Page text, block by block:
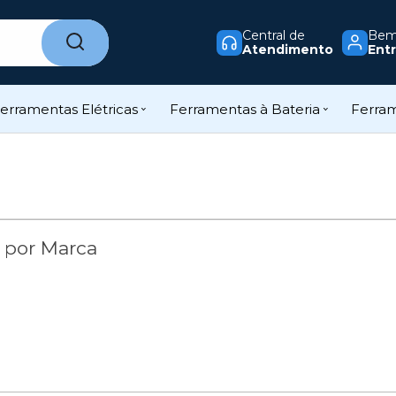
Central de
Atendimento
Elétricas Ferramentas à Bateria
Marca